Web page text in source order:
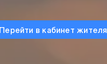
Перейти в кабинет жителя